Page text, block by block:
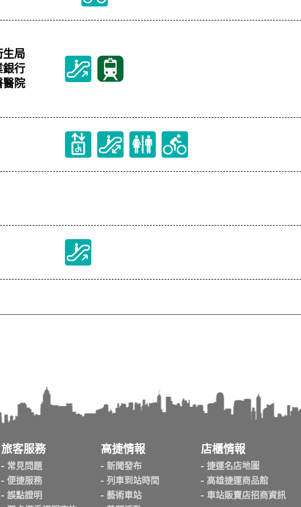
生局
銀行
醫院
旅客服務
常見問題
便捷服務
誤點證明
高捷情報
新聞發布
列車到站時間
藝術車站
店櫃情報
捷運名店地圖
高雄捷運商品館
車站販賣店招商資訊